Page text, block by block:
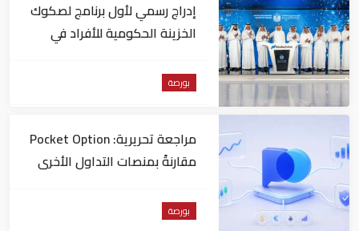
إدراج رسمي لأول برنامج لصكوك
الخزينة الحكومية للأفراد في
بورصة
مراجعة تحريرية: Pocket Option
مقارنةً بمنصات التداول الأخرى
بورصة